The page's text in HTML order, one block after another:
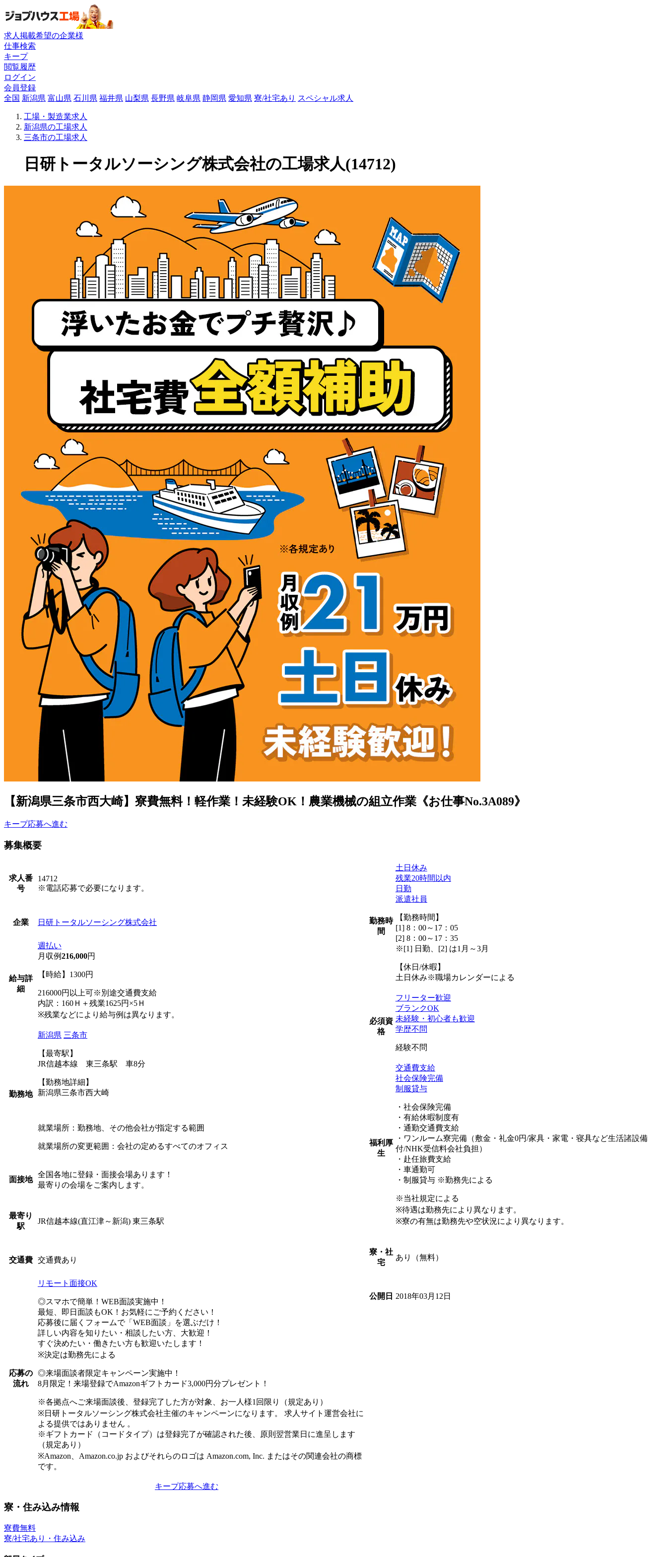
求人掲載希望の企業様
仕事検索
キープ
閲覧履歴
ログイン
会員登録
全国 新潟県 富山県 石川県 福井県 山梨県 長野県 岐阜県 静岡県 愛知県 寮/社宅あり スペシャル求人
工場・製造業求人
新潟県の工場求人
三条市の工場求人
日研トータルソーシング株式会社の工場求人(14712)
【新潟県三条市西大崎】寮費無料！軽作業！未経験OK！農業機械の組立作業《お仕事No.3A089》
キープ応募へ進む
募集概要
求人番
号
14712
※電話応募で必要になります。
企業 日研トータルソーシング株式会社
給与詳
細
週払い
月収例216,000円
【時給】1300円
216000円以上可※別途交通費支給
内訳：160Ｈ＋残業1625円×5Ｈ
※残業などにより給与例は異なります。
勤務地
新潟県 三条市
【最寄駅】
JR信越本線 東三条駅 車8分
【勤務地詳細】
新潟県三条市西大崎
就業場所：勤務地、その他会社が指定する範囲
就業場所の変更範囲：会社の定めるすべてのオフィス
面接地
全国各地に登録・面接会場あります！
最寄りの会場をご案内します。
最寄り
駅
JR信越本線(直江津～新潟) 東三条駅
交通費 交通費あり
応募の
流れ
リモート面接OK
◎スマホで簡単！WEB面談実施中！
最短、即日面談もOK！お気軽にご予約ください！
応募後に届くフォームで「WEB面談」を選ぶだけ！
詳しい内容を知りたい・相談したい方、大歓迎！
すぐ決めたい・働きたい方も歓迎いたします！
※決定は勤務先による
◎来場面談者限定キャンペーン実施中！
8月限定！来場登録でAmazonギフトカード3,000円分プレゼント！
※各拠点へご来場面談後、登録完了した方が対象、お一人様1回限り（規定あり）
※日研トータルソーシング株式会社主催のキャンペーンになります。 求人サイト運営会社に
よる提供ではありません 。
※ギフトカード（コードタイプ）は登録完了が確認された後、原則翌営業日に進呈します
（規定あり）
※Amazon、Amazon.co.jp およびそれらのロゴは Amazon.com, Inc. またはその関連会社の商標
です。
勤務時
間
土日休み
残業20時間以内
日勤
派遣社員
【勤務時間】
[1] 8：00～17：05
[2] 8：00～17：35
※[1] 日勤、[2] は1月～3月
【休日/休暇】
土日休み※職場カレンダーによる
必須資
格
フリーター歓迎
ブランクOK
未経験・初心者も歓迎
学歴不問
経験不問
福利厚
生
交通費支給
社会保険完備
制服貸与
・社会保険完備
・有給休暇制度有
・通勤交通費支給
・ワンルーム寮完備（敷金・礼金0円/家具・家電・寝具など生活諸設備
付/NHK受信料会社負担）
・赴任旅費支給
・車通勤可
・制服貸与 ※勤務先による
※当社規定による
※待遇は勤務先により異なります。
※寮の有無は勤務先や空状況により異なります。
寮・社
宅
あり（無料）
公開日 2018年03月12日
キープ応募へ進む
寮・住み込み情報
寮費無料
寮/社宅あり・住み込み